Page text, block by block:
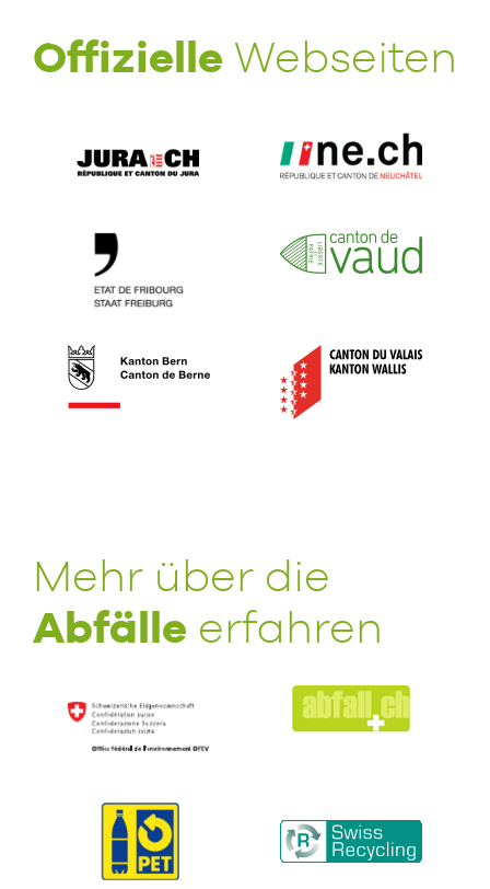
Offizielle Webseiten
Mehr über die
Abfälle erfahren